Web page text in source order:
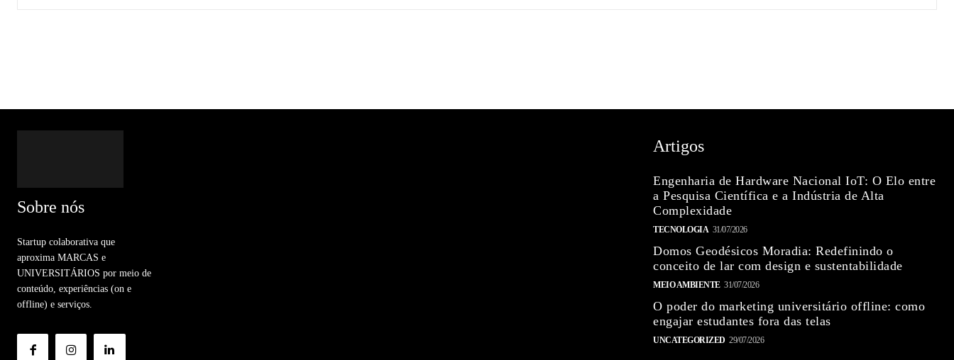
Sobre nós
Startup colaborativa que
aproxima MARCAS e
UNIVERSITÁRIOS por meio de
conteúdo, experiências (on e
offline) e serviços.
Artigos
Engenharia de Hardware Nacional IoT: O Elo entre
a Pesquisa Científica e a Indústria de Alta
Complexidade
TECNOLOGIA 31/07/2026
Domos Geodésicos Moradia: Redefinindo o
conceito de lar com design e sustentabilidade
MEIO AMBIENTE 31/07/2026
O poder do marketing universitário offline: como
engajar estudantes fora das telas
UNCATEGORIZED 29/07/2026